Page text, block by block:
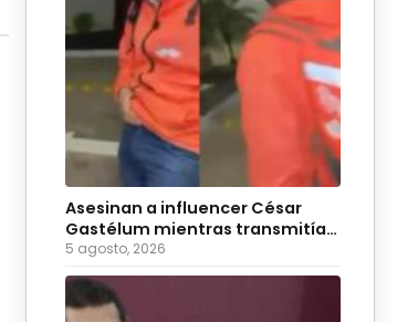
Asesinan a influencer César
Gastélum mientras transmitía
en vivo
5 agosto, 2026